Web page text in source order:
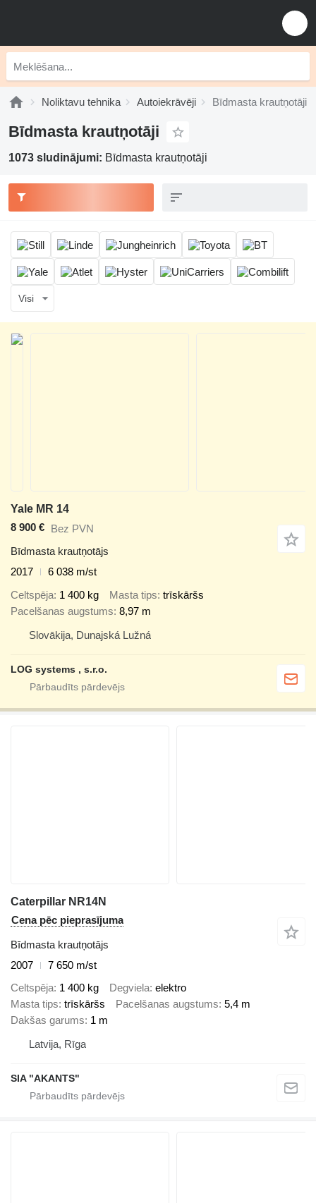
Noliktavu tehnika Autoiekrāvēji Bīdmasta krautņotāji
Bīdmasta krautņotāji
1073 sludinājumi: Bīdmasta krautņotāji
Visi
Yale MR 14
8 900 € Bez PVN
Bīdmasta krautņotājs
2017
6 038 m/st
Celtspēja 1 400 kg Masta tips trīskāršs
Pacelšanas augstums 8,97 m
Slovākija, Dunajská Lužná
LOG systems , s.r.o.
Caterpillar NR14N
Cena pēc pieprasījuma
Bīdmasta krautņotājs
2007
7 650 m/st
Celtspēja 1 400 kg Degviela elektro
Masta tips trīskāršs Pacelšanas augstums 5,4 m
Dakšas garums 1 m
Latvija, Rīga
SIA "AKANTS"